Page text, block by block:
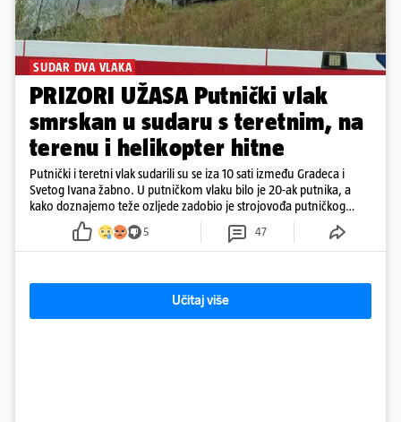
SUDAR DVA VLAKA
PRIZORI UŽASA Putnički vlak
smrskan u sudaru s teretnim, na
terenu i helikopter hitne
Putnički i teretni vlak sudarili su se iza 10 sati između Gradeca i
Svetog Ivana žabno. U putničkom vlaku bilo je 20-ak putnika, a
kako doznajemo teže ozljede zadobio je strojovođa putničkog
vlaka. Zatvoren je promet, a fotoreporteri Prigorskog objavili su
prve snimke s mjesta sudara
5 47
Učitaj više